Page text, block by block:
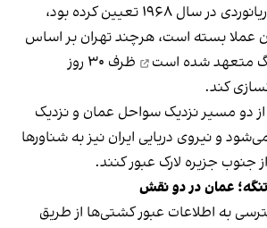
سازمان بین‌المللی دریانوردی در سال ۱۹۶۸ تعیین کرده بود،
عملا بسته است، هرچند تهران بر اساس
متعهد شده است
ظرف ۳۰ روز
کند.
دو مسیر نزدیک سواحل عمان و نزدیک
و نیروی دریایی ایران نیز به شناورها
جنوب جزیره لارک عبور کنند.
عمان در دو نقش
به اطلاعات عبور کشتی‌ها از طریق